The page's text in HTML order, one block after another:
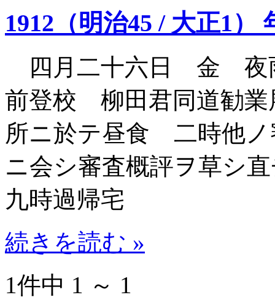
1912（明治45 / 大正1）
四月二十六日 金 夜
前登校 柳田君同道勧業
所ニ於テ昼食 二時他ノ
ニ会シ審査概評ヲ草
九時過帰宅
続きを読む »
1件中 1 ～ 1